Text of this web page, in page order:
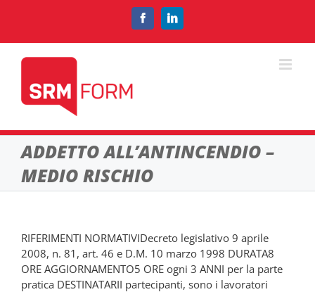
FacebookLinkedIn
ADDETTO ALL’ANTINCENDIO –
MEDIO RISCHIO
RIFERIMENTI NORMATIVIDecreto legislativo 9 aprile
2008, n. 81, art. 46 e D.M. 10 marzo 1998 DURATA8
ORE AGGIORNAMENTO5 ORE ogni 3 ANNI per la parte
pratica DESTINATARII partecipanti, sono i lavoratori